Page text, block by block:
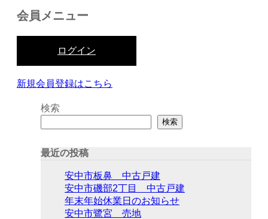
会員メニュー
ログイン
新規会員登録はこちら
検索
検索
最近の投稿
安中市板鼻 中古戸建
安中市磯部2丁目 中古戸建
年末年始休業日のお知らせ
安中市鷺宮 売地